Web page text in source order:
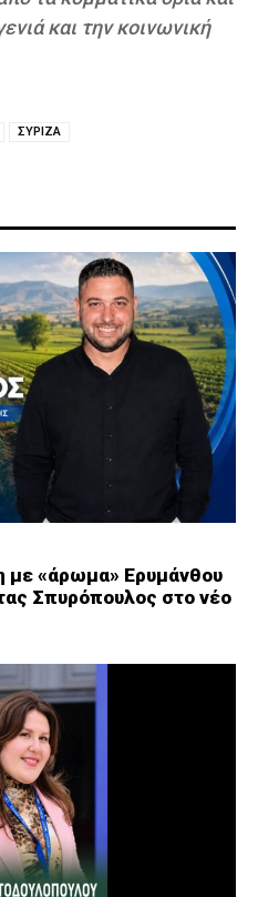
και την κοινωνική
ΣΥΡΙΖΑ
με «άρωμα» Ερυμάνθου
Σπυρόπουλος στο νέο